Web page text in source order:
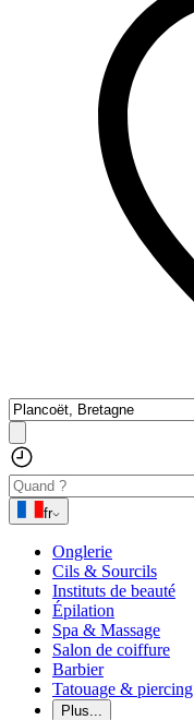
fr
Onglerie
Cils & Sourcils
Instituts de beauté
Épilation
Spa & Massage
Salon de coiffure
Barbier
Tatouage & piercing
Plus...